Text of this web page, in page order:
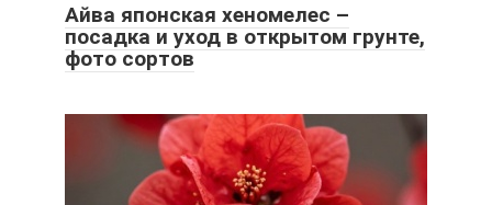
Айва японская хеномелес –
посадка и уход в открытом грунте,
фото сортов